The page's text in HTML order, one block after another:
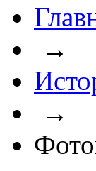
→
→